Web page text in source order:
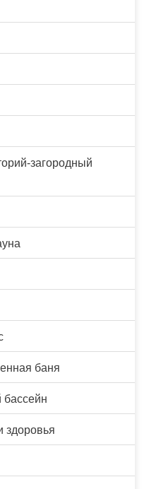
загородный
баня
бассейн
здоровья